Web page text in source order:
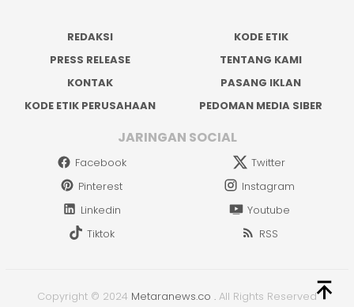
REDAKSI
KODE ETIK
PRESS RELEASE
TENTANG KAMI
KONTAK
PASANG IKLAN
KODE ETIK PERUSAHAAN
PEDOMAN MEDIA SIBER
JARINGAN SOCIAL
Facebook
Twitter
Pinterest
Instagram
Linkedin
Youtube
Tiktok
RSS
Copyright © 2024 Metaranews.co . All Rights Reserved